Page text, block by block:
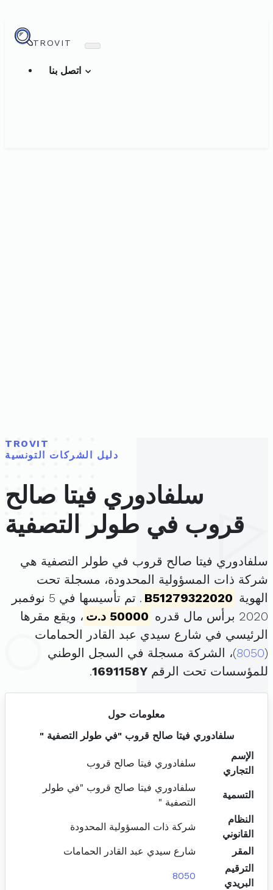
TROVIT
TROVIT
دليل الشركات التونسية
سلفادوري فيتا صالح
قروب في طولر التصفية
سلفادوري فيتا صالح قروب في طولر التصفية هي
شركة ذات المسؤولية المحدودة، مسجلة تحت
الهوية B51279322020
. تم تأسيسها في 5 نوفمبر
2020 برأس مال قدره
50000 د.ت
، ويقع مقرها
الرئيسي في شارع سيدي عبد القادر الحمامات
(
8050)، الشركة مسجلة في السجل الوطني
للمؤسسات تحت الرقم 1691158Y
.
معلومات حول
سلفادوري فيتا صالح قروب "في طولر التصفية "
الإسم
التجاري
سلفادوري فيتا صالح قروب
التسمية
سلفادوري فيتا صالح قروب "في طولر
التصفية "
النظام
القانوني
شركة ذات المسؤولية المحدودة
المقر
شارع سيدي عبد القادر الحمامات
الترقيم
البريدي
8050